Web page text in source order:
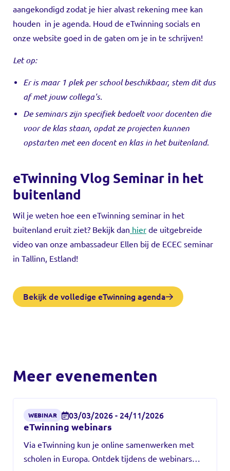
aangekondigd zodat je hier alvast rekening mee kan
houden in je agenda. Houd de eTwinning socials en
onze website goed in de gaten om je in te schrijven!
Let op:
Er is maar 1 plek per school beschikbaar, stem dit dus
af met jouw collega's.
De seminars zijn specifiek bedoelt voor docenten die
voor de klas staan, opdat ze projecten kunnen
opstarten met een docent en klas in het buitenland.
eTwinning Vlog Seminar in het
buitenland
Wil je weten hoe een eTwinning seminar in het
buitenland eruit ziet? Bekijk dan hier de uitgebreide
video van onze ambassadeur Ellen bij de ECEC seminar
in Tallinn, Estland!
Bekijk de volledige eTwinning agenda
Meer evenementen
WEBINAR 03/03/2026 - 24/11/2026
eTwinning webinars
Via eTwinning kun je online samenwerken met
scholen in Europa. Ontdek tijdens de webinars